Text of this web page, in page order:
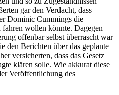
gar den Verdacht, dass
Dominic Cummings die
fahren wollen könnte. Dagegen
offenbar selbst überrascht war
den Berichten über das geplante
versicherten, dass das Gesetz
klären solle. Wie akkurat diese
Veröffentlichung des